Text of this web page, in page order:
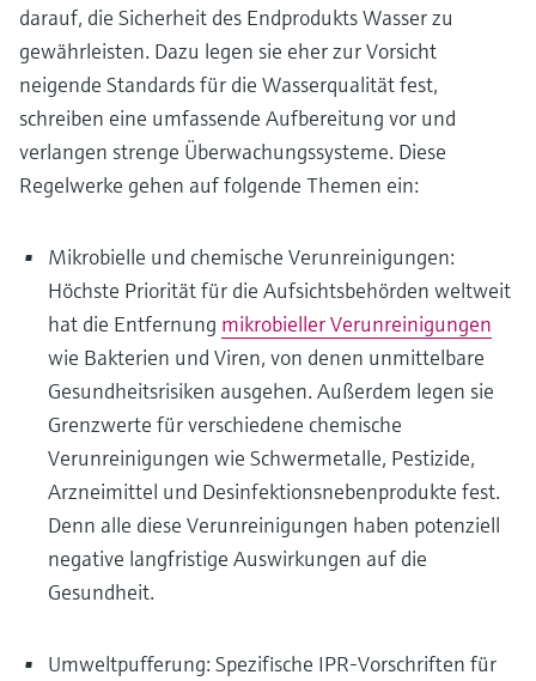
darauf, die Sicherheit des Endprodukts Wasser zu
gewährleisten. Dazu legen sie eher zur Vorsicht
neigende Standards für die Wasserqualität fest,
schreiben eine umfassende Aufbereitung vor und
verlangen strenge Überwachungssysteme. Diese
Regelwerke gehen auf folgende Themen ein:
Mikrobielle und chemische Verunreinigungen:
Höchste Priorität für die Aufsichtsbehörden weltweit
hat die Entfernung mikrobieller Verunreinigungen
wie Bakterien und Viren, von denen unmittelbare
Gesundheitsrisiken ausgehen. Außerdem legen sie
Grenzwerte für verschiedene chemische
Verunreinigungen wie Schwermetalle, Pestizide,
Arzneimittel und Desinfektionsnebenprodukte fest.
Denn alle diese Verunreinigungen haben potenziell
negative langfristige Auswirkungen auf die
Gesundheit.
Umweltpufferung: Spezifische IPR-Vorschriften für